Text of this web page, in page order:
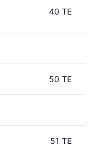
40 TE
50 TE
51 TE